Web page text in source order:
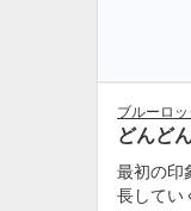
ブルーロ
どんど
最初の印
長してい